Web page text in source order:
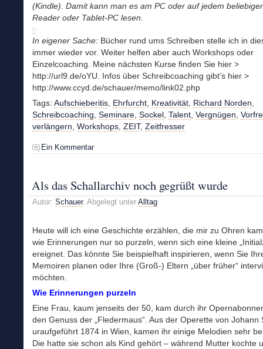
(Kindle). Damit kann man es am PC oder auf jedem
Reader oder Tablet-PC lesen.
In eigener Sache: Bücher rund ums Schreiben stelle ich in
immer wieder vor. Weiter helfen aber auch Workshops oder
Einzelcoaching. Meine nächsten Kurse finden Sie hier >
http://url9.de/oYU. Infos über Schreibcoaching gibt’s hier >
http://www.ccyd.de/schauer/memo/link02.php
Tags: Aufschieberitis Ehrfurcht Kreativität Richard Norden
Schreibcoaching Seminare Sockel Talent Vergnügen
verlängern Workshops ZEIT, Zeitfresser
Ein Kommentar
Als das Schallarchiv noch gegrüßt wurde
Autor: Schauer. Abgelegt unter Alltag
Heute will ich eine Geschichte erzählen, die mir zu Ohren
wie Erinnerungen nur so purzeln, wenn sich eine kleine
ereignet. Das könnte Sie beispielhaft inspirieren, wenn Sie
Memoiren planen oder Ihre (Groß-) Eltern „über früher“
möchten.
Wie Erinnerungen purzeln
Eine Frau, kaum jenseits der 50, kam durch ihr
den Genuss der „Fledermaus“. Aus der Operette von Johann
uraufgeführt 1874 in Wien, kamen ihr einige Melodien sehr
Die hatte sie schon als Kind gehört – während Mutter kochte